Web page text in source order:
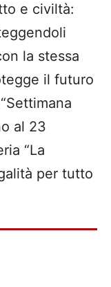
e civiltà:
la stessa
il futuro
al 23
“La
per tutto